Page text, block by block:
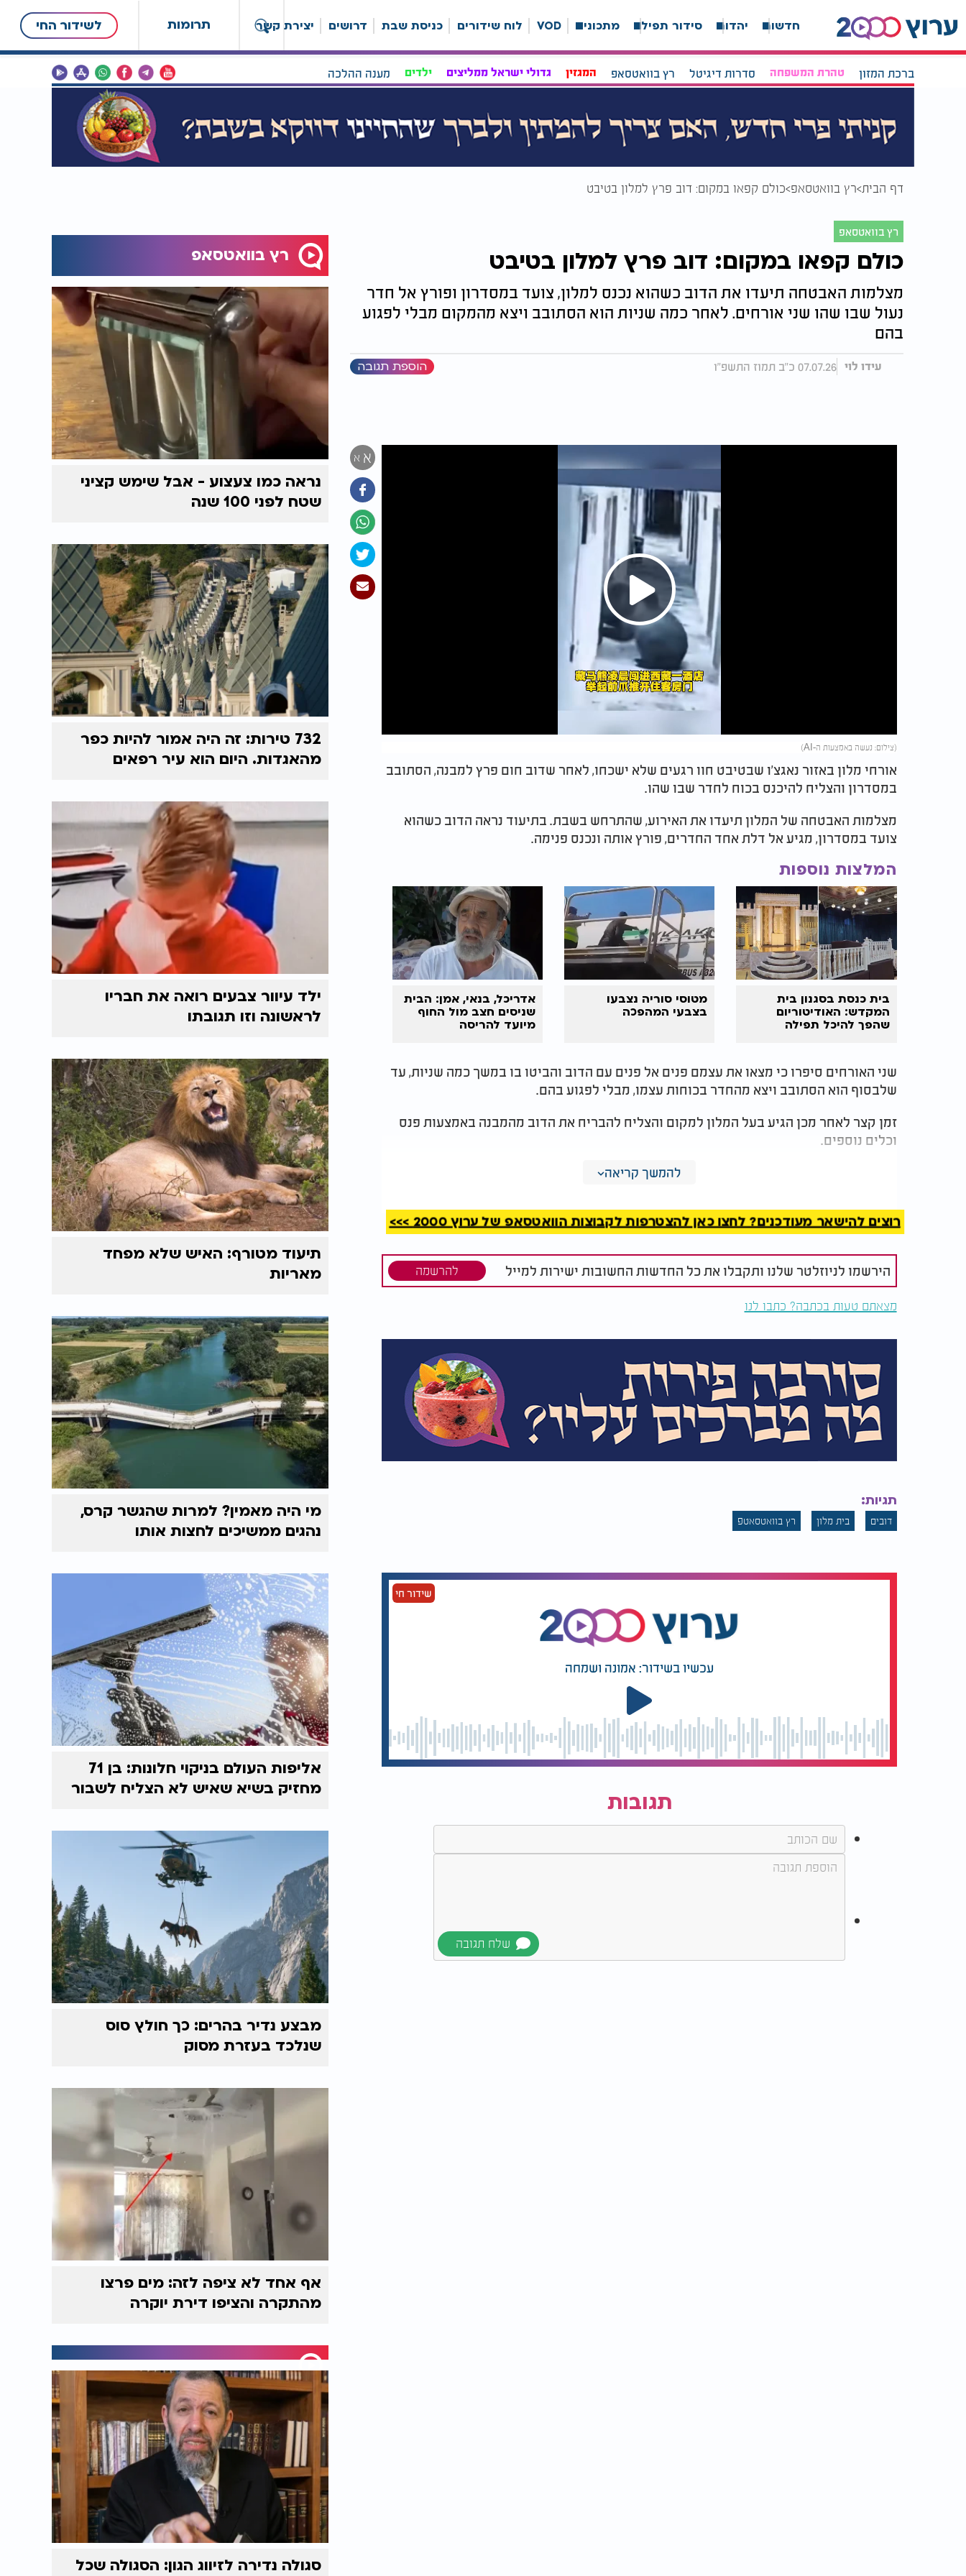
תרומות לשידור החי חדשות יהדות סידור תפילה מתכונים VOD לוח שידורים כניסת שבת דרושים יצירת קשר
ברכת המזון טהרת המשפחה סדרות דיגיטל רץ בוואטסאפ המגזין גדולי ישראל ממליצים ילדים מענה ההלכה
דף הבית רץ בוואטסאפ כולם קפאו במקום: דוב פרץ למלון בטיבט
רץ בוואטסאפ
כולם קפאו במקום: דוב פרץ למלון בטיבט
מצלמות האבטחה תיעדו את הדוב כשהוא נכנס למלון, צועד במסדרון ופורץ אל חדר
נעול שבו שהו שני אורחים. לאחר כמה שניות הוא הסתובב ויצא מהמקום מבלי לפגוע
בהם
עידו לוי 07.07.26 כ"ב תמוז התשפ"ו הוספת תגובה
א א
Play
Video
(צילום: נעשה באמצעות ה-AI)
אורחי מלון באזור נאגצ'ו שבטיבט חוו רגעים שלא ישכחו, לאחר שדוב חום פרץ למבנה, הסתובב
במסדרון והצליח להיכנס בכוח לחדר שבו שהו.
מצלמות האבטחה של המלון תיעדו את האירוע, שהתרחש בשבת. בתיעוד נראה הדוב כשהוא
צועד במסדרון, מגיע אל דלת אחד החדרים, פורץ אותה ונכנס פנימה.
המלצות נוספות
בית כנסת בסגנון בית
המקדש: האודיטוריום
שהפך להיכל תפילה
מטוסי סוריה נצבעו
בצבעי המהפכה
אדריכל, בנאי, אמן: הבית
שניסים חצב מול החוף
מיועד להריסה
שני האורחים סיפרו כי מצאו את עצמם פנים אל פנים עם הדוב והביטו בו במשך כמה שניות, עד
שלבסוף הוא הסתובב ויצא מהחדר בכוחות עצמו, מבלי לפגוע בהם.
זמן קצר לאחר מכן הגיע בעל המלון למקום והצליח להבריח את הדוב מהמבנה באמצעות פנס
וכלים נוספים.
בעקבות האירוע הודיעה הנהלת המלון כי בכוונתה להתקין אמצעי אבטחה נוספים, במטרה
להמשך קריאה
רוצים להישאר מעודכנים? לחצו כאן להצטרפות לקבוצות הוואטסאפ של ערוץ 2000 >>>
הירשמו לניוזלטר שלנו ותקבלו את כל החדשות החשובות ישירות למייל להרשמה
מצאתם טעות בכתבה? כתבו לנו
תגיות:
דובים בית מלון רץ בוואטסאטפ
שידור חי
עכשיו בשידור: אמונה ושמחה
תגובות
רץ בוואטסאפ
נראה כמו צעצוע - אבל שימש קציני
שטח לפני 100 שנה
732 טירות: זה היה אמור להיות כפר
מהאגדות. היום הוא עיר רפאים
ילד עיוור צבעים רואה את חבריו
לראשונה וזו תגובתו
תיעוד מטורף: האיש שלא מפחד
מאריות
מי היה מאמין? למרות שהגשר קרס,
נהגים ממשיכים לחצות אותו
אליפות העולם בניקוי חלונות: בן 71
מחזיק בשיא שאיש לא הצליח לשבור
מבצע נדיר בהרים: כך חולץ סוס
שנלכד בעזרת מסוק
אף אחד לא ציפה לזה: מים פרצו
מהתקרה והציפו דירת יוקרה
סגולה נדירה לזיווג הגון: הסגולה שכל